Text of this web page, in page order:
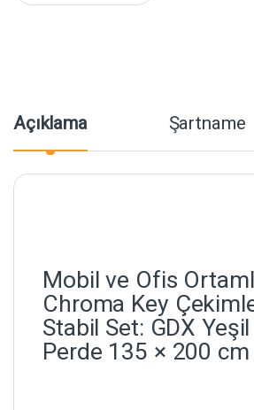
Açıklama Şartname
Mobil ve Ofis
Chroma Key
Stabil Set: GDX
Perde 135 × 200 cm